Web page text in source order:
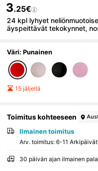
3.25€
24 kpl lyhyet
äyspeittävät tekokynnet,
hliin ja treffeille
Väri: Punainen
15 jäljellä
Toimitus kohteeseen
Ilmainen toimitus
Arv. toimitus: 6-11 Arkipäivät
30 päivän ajan ilmainen